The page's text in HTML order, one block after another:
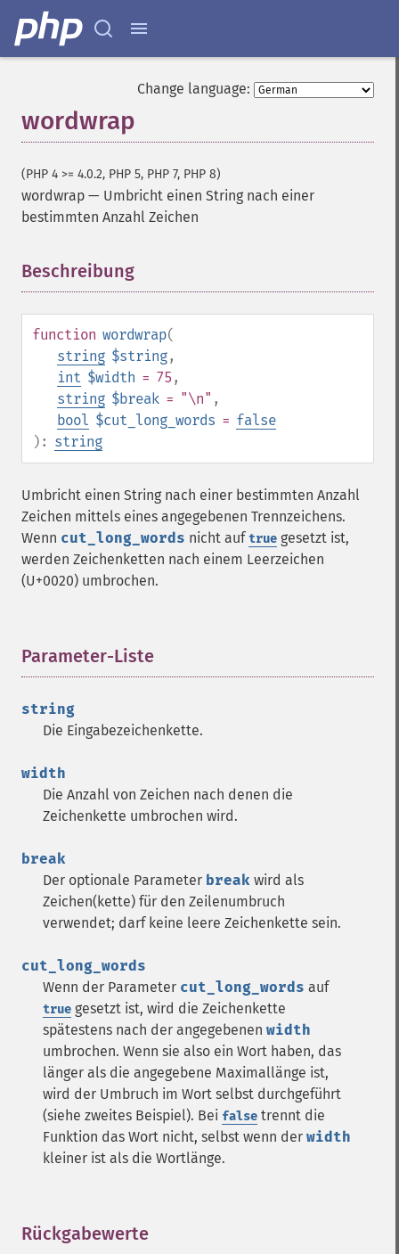
Change language:
wordwrap
(PHP 4 >= 4.0.2, PHP 5, PHP 7, PHP 8)
wordwrap — Umbricht einen String nach einer
bestimmten Anzahl Zeichen
Beschreibung
function wordwrap(
string $string,
int $width = 75,
string $break = "\n" ,
bool $cut_long_words = false
): string
Umbricht einen String nach einer bestimmten Anzahl
Zeichen mittels eines angegebenen Trennzeichens.
Wenn cut_long_words nicht auftrue gesetzt ist,
werden Zeichenketten nach einem Leerzeichen
(U+0020) umbrochen.
Parameter-Liste
string
Die Eingabezeichenkette.
width
Die Anzahl von Zeichen nach denen die
Zeichenkette umbrochen wird.
break
Der optionale Parameter break wird als
Zeichen(kette) für den Zeilenumbruch
verwendet; darf keine leere Zeichenkette sein.
cut_long_words
Wenn der Parameter cut_long_words auf
true gesetzt ist, wird die Zeichenkette
spätestens nach der angegebenen width
umbrochen. Wenn sie also ein Wort haben, das
länger als die angegebene Maximallänge ist,
wird der Umbruch im Wort selbst durchgeführt
(siehe zweites Beispiel). Bei false trennt die
Funktion das Wort nicht, selbst wenn der width
kleiner ist als die Wortlänge.
Rückgabewerte